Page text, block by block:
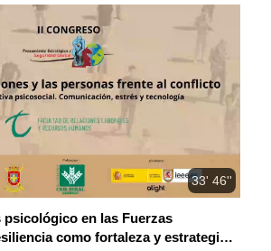
33' 46''
psicológico en las Fuerzas
como fortaleza y estrategia